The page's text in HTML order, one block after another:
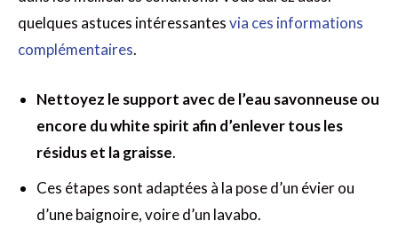
quelques astuces intéressantesvia ces informations
complémentaires.
Nettoyez le support avec de l’eau savonneuse ou
encore du white spirit afin d’enlever tous les
résidus et la graisse.
Ces étapes sont adaptées à la pose d’un évier ou
d’une baignoire, voire d’un lavabo.